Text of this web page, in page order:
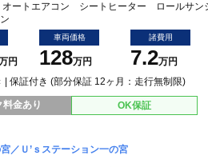
ートエアコン シートヒーター ロールサン
円
車両価格
128万円
諸費用
7.2万円
| 保証付き (部分保証 12ヶ月：走行無制限)
料金あり OK保証
／Ｕ’ｓステーション一の宮